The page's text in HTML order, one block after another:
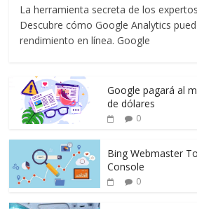
La herramienta secreta de los
Descubre cómo Google Analytics
rendimiento en línea. Google
Google pagará al
de dólares
0
Bing Webmaster
Console
0